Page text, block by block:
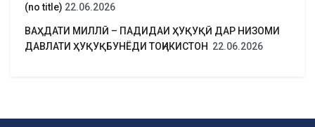
(no title) 22.06.2026
ВАҲДАТИ МИЛЛӢ – ПАДИДАИ ҲУҚУҚӢ ДАР НИЗОМИ
ДАВЛАТИ ҲУҚУҚБУНЁДИ ТОҶИКИСТОН 22.06.2026